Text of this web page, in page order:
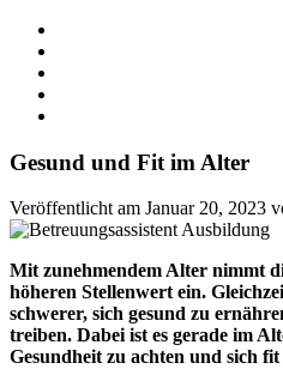
Gesund und Fit im Alter
Veröffentlicht am Januar 20, 2023
Mit zunehmendem Alter nimmt
höheren Stellenwert ein.
schwerer, sich gesund zu
treiben. Dabei ist es gerade im
Gesundheit zu achten und sich